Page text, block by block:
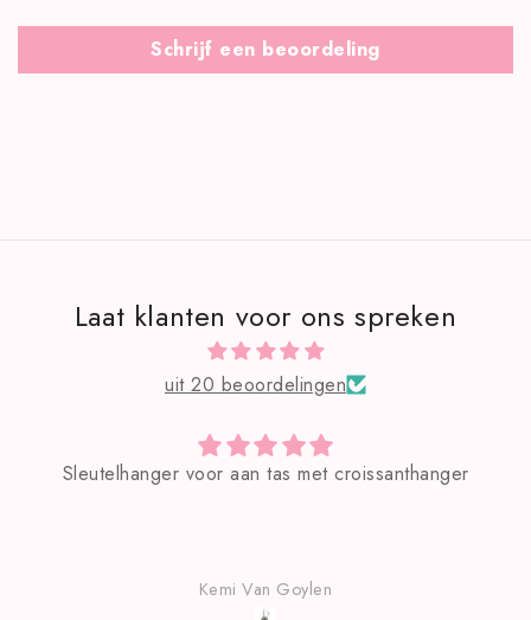
Schrijf een beoordeling
Laat klanten voor ons spreken
uit 20 beoordelingen
Zeer mooie tas!
Kemi Van Goylen